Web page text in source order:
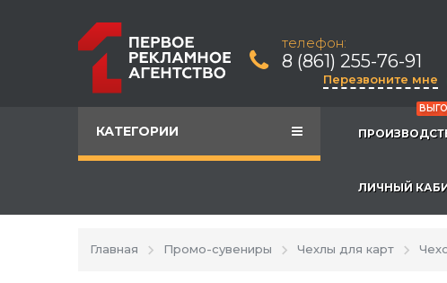
телефон:
8 (861) 255-76-91
Перезвоните мне
КАТЕГОРИИ
ЛИЧНЫЙ
Главная Промо-сувениры Чехлы для карт